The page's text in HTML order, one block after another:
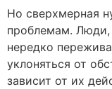
Но сверхмерная
проблемам. Люди,
нередко
уклоняться от
зависит от их